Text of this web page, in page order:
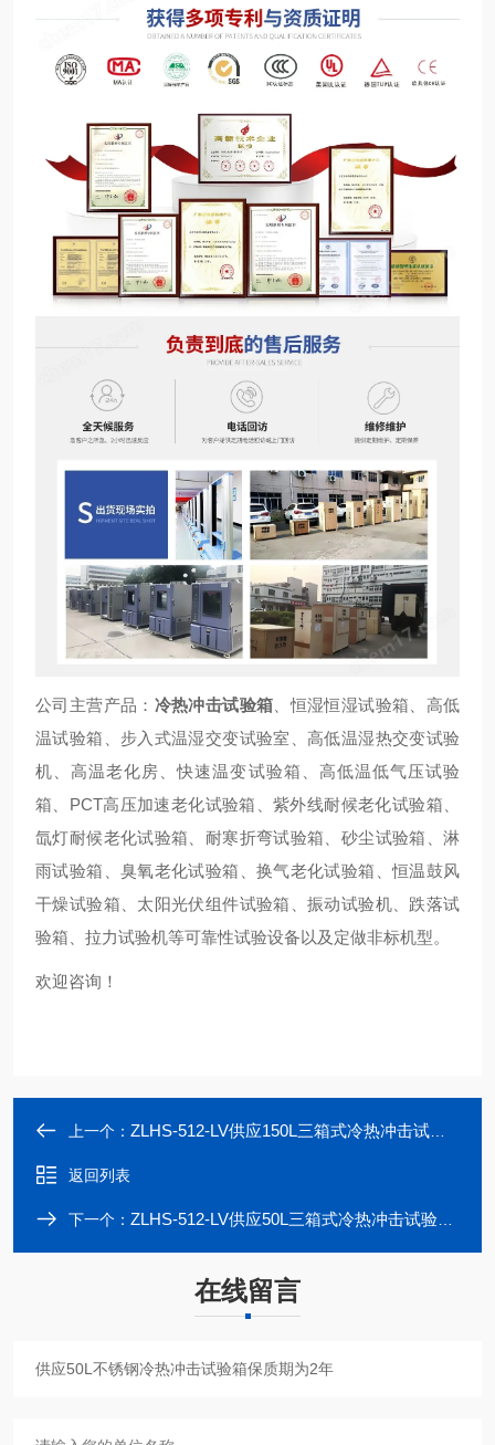
公司主营产品： 冷热冲击试验箱 、恒湿恒湿试验箱、高低
温试验箱、步入式温湿交变试验室、高低温湿热交变试验
机、高温老化房、快速温变试验箱、高低温低气压试验
箱、PCT高压加速老化试验箱、紫外线耐候老化试验箱、
氙灯耐候老化试验箱、耐寒折弯试验箱、砂尘试验箱、淋
雨试验箱、臭氧老化试验箱、换气老化试验箱、恒温鼓风
干燥试验箱、太阳光伏组件试验箱、振动试验机、跌落试
验箱、拉力试验机等可靠性试验设备以及定做非标机型。
欢迎咨询！
上一个： ZLHS-512-LV供应150L三箱式冷热冲击试验箱
返回列表
下一个： ZLHS-512-LV供应50L三箱式冷热冲击试验箱质量
在线留言